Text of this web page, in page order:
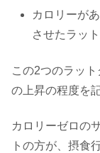
カロリーが
させたラット
この2つのラッ
の上昇の程度を
カロリーゼロの
トの方が、摂食